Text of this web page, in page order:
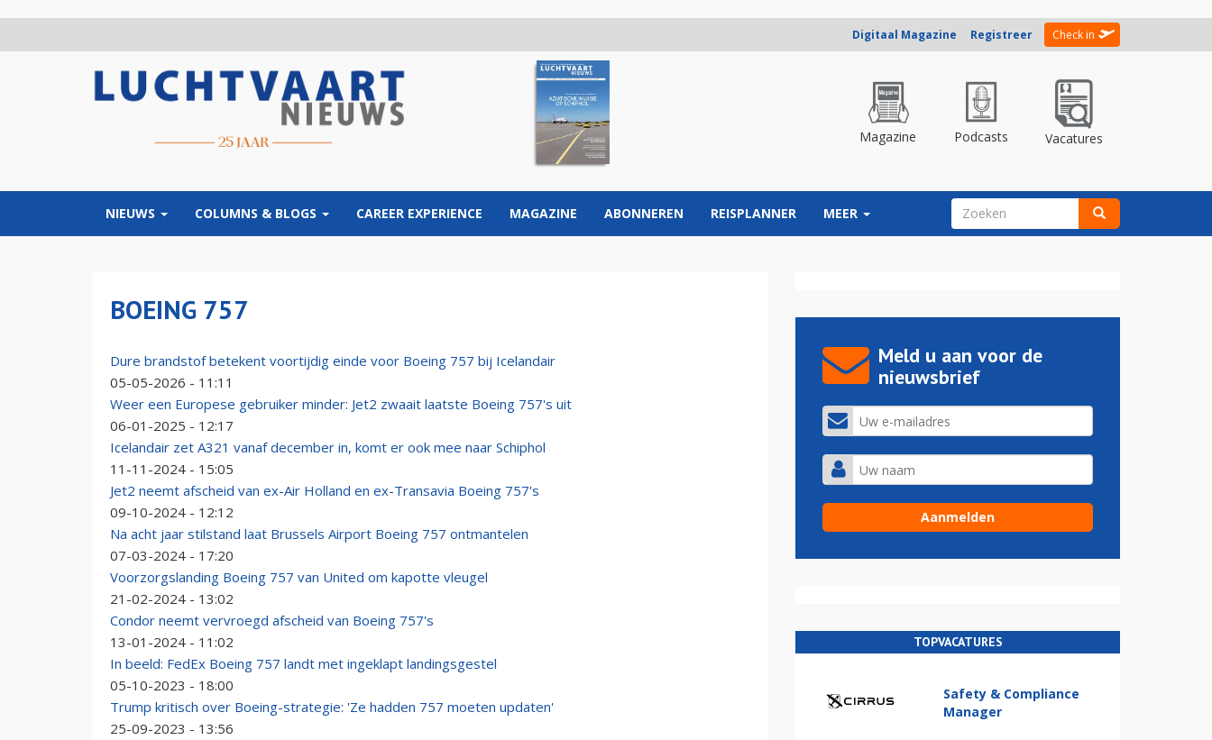
Digitaal Magazine Registreer Check in
Magazine Podcasts Vacatures
NIEUWS COLUMNS & BLOGS CAREER EXPERIENCE MAGAZINE ABONNEREN REISPLANNER MEER ZOEKVELD
BOEING 757
Dure brandstof betekent voortijdig einde voor Boeing 757 bij Icelandair
05-05-2026 - 11:11
Weer een Europese gebruiker minder: Jet2 zwaait laatste Boeing 757's uit
06-01-2025 - 12:17
Icelandair zet A321 vanaf december in, komt er ook mee naar Schiphol
11-11-2024 - 15:05
Jet2 neemt afscheid van ex-Air Holland en ex-Transavia Boeing 757's
09-10-2024 - 12:12
Na acht jaar stilstand laat Brussels Airport Boeing 757 ontmantelen
07-03-2024 - 17:20
Voorzorgslanding Boeing 757 van United om kapotte vleugel
21-02-2024 - 13:02
Condor neemt vervroegd afscheid van Boeing 757's
13-01-2024 - 11:02
In beeld: FedEx Boeing 757 landt met ingeklapt landingsgestel
05-10-2023 - 18:00
Trump kritisch over Boeing-strategie: 'Ze hadden 757 moeten updaten'
25-09-2023 - 13:56
Meld u aan voor de
nieuwsbrief
TOPVACATURES
Safety & Compliance
Manager